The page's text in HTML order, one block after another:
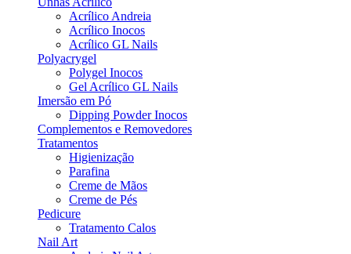
Acrílico Andreia
Acrílico Inocos
Acrílico GL Nails
Polyacrygel
Polygel Inocos
Gel Acrílico GL Nails
Imersão em Pó
Dipping Powder Inocos
Complementos e Removedores
Tratamentos
Higienização
Parafina
Creme de Mãos
Creme de Pés
Pedicure
Tratamento Calos
Nail Art